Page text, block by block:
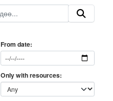
From date
Only with resources